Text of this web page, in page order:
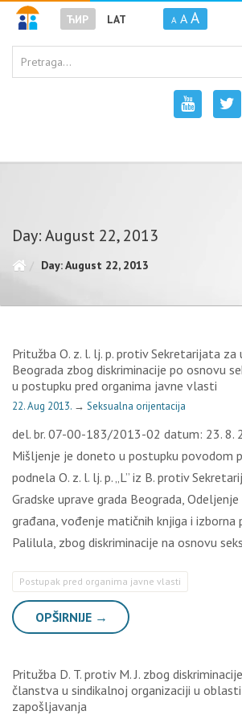
ЋИР LAT A A A
Day: August 22, 2013
Day: August 22, 2013
Pritužba O. z. l. lj. p. protiv Sekretarijata za
Beograda zbog diskriminacije po osnovu
u postupku pred organima javne vlasti
22. Aug 2013. → Seksualna orijentacija
del. br. 07-00-183/2013-02 datum: 23. 8.
Mišljenje je doneto u postupku povodom
podnela O. z. l. lj. p. „L” iz B. protiv
Gradske uprave grada Beograda,
građana, vođenje matičnih knjiga i izborna
Palilula, zbog diskriminacije na osnovu
Postupak pred organima javne vlasti
OPŠIRNIJE →
Pritužba D. T. protiv M. J. zbog
članstva u sindikalnoj organizaciji u
zapošljavanja